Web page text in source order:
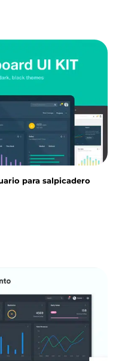
para salpicadero